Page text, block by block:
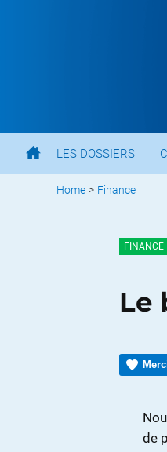
LES DOSSIERS
Home > Finance
FINANCE
Le
de